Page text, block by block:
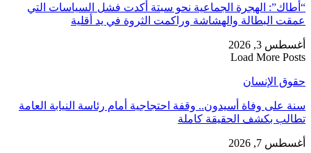
“أطاك”: الهجرة الجماعية نحو سبتة أكدت فشل السياسات التي
عمقت البطالة والهشاشة وراكمت الثروة في يد أقلية
أغسطس 3, 2026
Load More Posts
حقوق الإنسان
سنة على وفاة أسيدون.. وقفة احتجاجية أمام رئاسة النيابة العامة
تطالب بكشف الحقيقة كاملة
أغسطس 7, 2026